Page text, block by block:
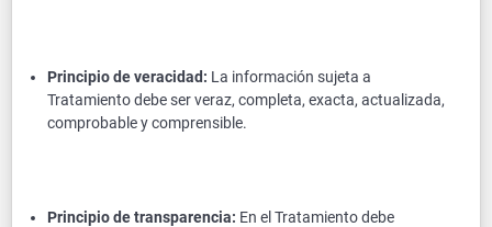
Principio de veracidad: La información sujeta a
Tratamiento debe ser veraz, completa, exacta, actualizada,
comprobable y comprensible.
Principio de transparencia: En el Tratamiento debe